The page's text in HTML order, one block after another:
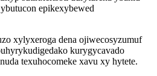
epikexybewed
xylyxeroga dena ojiwecosyzumuf
kurygycavado
texuhocomeke xavu xy hytete.